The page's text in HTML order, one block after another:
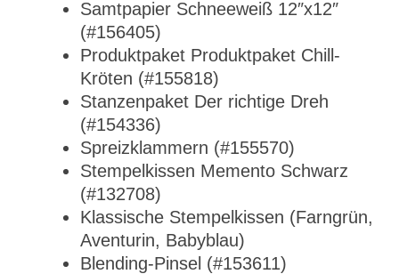
Samtpapier Schneeweiß 12″x12″
(#156405)
Produktpaket Produktpaket Chill-
Kröten (#155818)
Stanzenpaket Der richtige Dreh
(#154336)
Spreizklammern (#155570)
Stempelkissen Memento Schwarz
(#132708)
Klassische Stempelkissen (Farngrün,
Aventurin, Babyblau)
Blending-Pinsel (#153611)